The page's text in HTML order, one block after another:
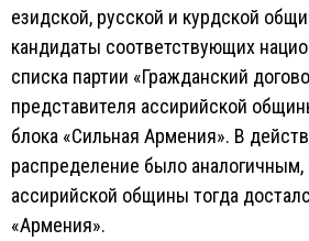
езидской, русской и курдской
кандидаты соответствующих
списка партии «Гражданский
представителя ассирийской
блока «Сильная Армения». В
распределение было аналогичным,
ассирийской общины тогда
«Армения».